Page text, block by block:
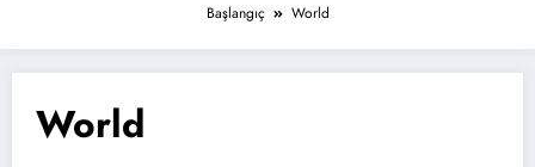
Başlangıç World
World